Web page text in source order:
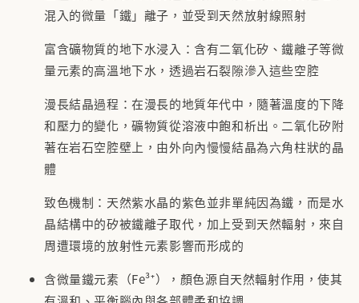
混入的微量「鐵」離子，並受到天然放射線照射
富含礦物質的地下水浸入：含有二氧化矽、鐵離子等微
量元素的高溫地下水，透過岩石裂隙滲入這些空腔
漫長結晶過程：在漫長的地質年代中，隨著溫度的下降
和壓力的變化，礦物質從溶液中飽和析出。二氧化矽附
著在岩石空腔壁上，由外向內慢慢結晶為六角柱狀的晶
體
致色機制：天然紫水晶的紫色並非單純因為鐵，而是水
晶結構中的矽被鐵離子取代，加上受到天然輻射，來自
周遭環境的放射性元素影響而形成的
含微量鐵元素（Fe³⁺），顏色源自天然輻射作用，使其